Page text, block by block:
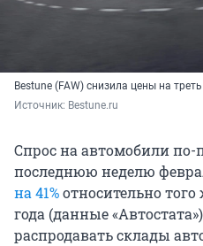
Bestune (FAW) снизила цены на треть
Источник: Bestune.ru
Спрос на автомобили
последнюю неделю
на 41%относительно
года (данные
распродавать склады